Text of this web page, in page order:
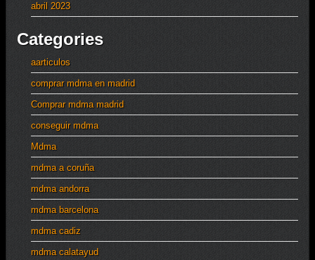
abril 2023
Categories
aarticulos
comprar mdma en madrid
Comprar mdma madrid
conseguir mdma
Mdma
mdma a coruña
mdma andorra
mdma barcelona
mdma cadiz
mdma calatayud